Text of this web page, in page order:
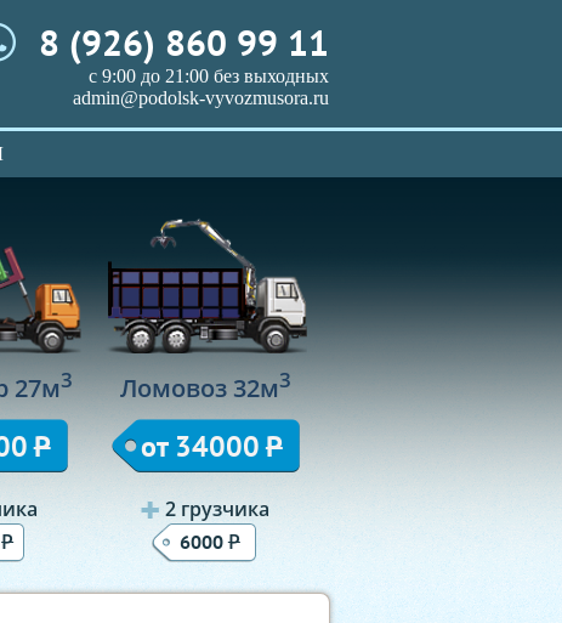
8 (926) 860 99 11
с 9:00 до 21:00 без выходных
admin@podolsk-vyvozmusora.ru
27м3
Р
Р
Ломовоз 32м3
от 34000Р
2 грузчика
6000Р